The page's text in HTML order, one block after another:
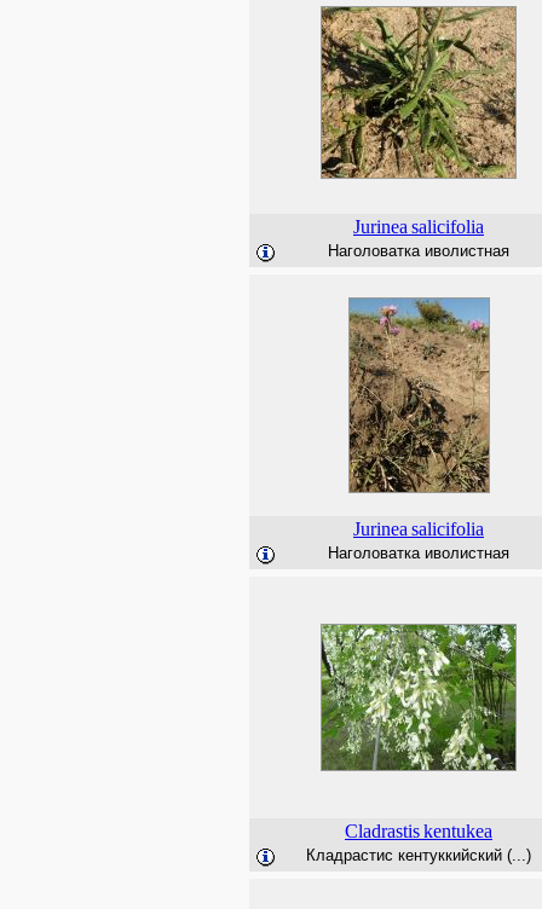
Jurinea salicifolia
Наголоватка иволистная
Jurinea salicifolia
Наголоватка иволистная
Cladrastiskentukea
Кладрастис кентуккийский (...)